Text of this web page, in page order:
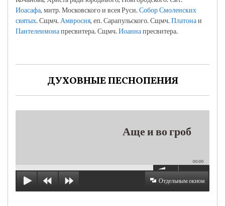
Иоасафа, митр. Московского и всея Руси.Собор Смоленских
святых. Сщмч.Амвросия, еп. Сарапульского. Сщмч.Платонаи
Пантелеимонапресвитера. Сщмч.Иоаннапресвитера.
ДУХОВНЫЕ ПЕСНОПЕНИЯ
Аще и во гроб
00:00
Отдельным окном